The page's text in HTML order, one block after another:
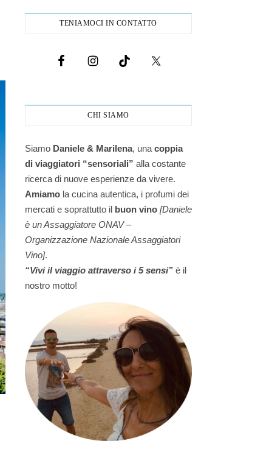
TENIAMOCI IN CONTATTO
CHI SIAMO
Siamo Daniele & Marilena, una coppia
di viaggiatori “sensoriali” alla costante
ricerca di nuove esperienze da vivere.
Amiamo la cucina autentica, i profumi dei
mercati e soprattutto il buon vino [Daniele
è un Assaggiatore ONAV –
Organizzazione Nazionale Assaggiatori
Vino].
“Vivi il viaggio attraverso i 5 sensi” è il
nostro motto!